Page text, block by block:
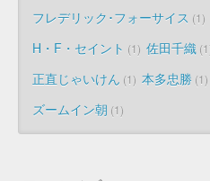
フレデリック･フォーサイス 1
H・F・セイント 1 佐田千織 1
正直じゃいけん 1 本多忠勝 1
ズームイン朝 1